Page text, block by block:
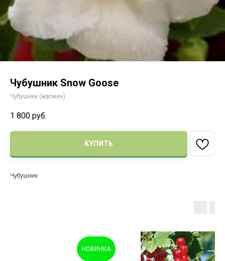
Чубушник Snow Goose
Чубушник (жасмин)
1 800 руб.
КУПИТЬ
Чубушник
НОВИНКА